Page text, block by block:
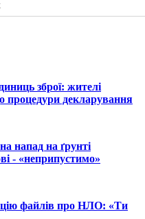
зброї: жителі
процедури декларування
напад на ґрунті
- «неприпустимо»
файлів про НЛО: «Ти